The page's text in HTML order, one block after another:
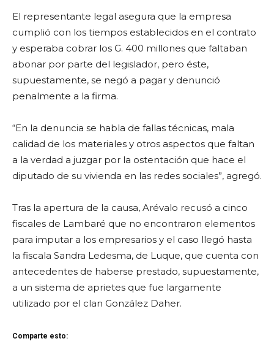
El representante legal asegura que la empresa
cumplió con los tiempos establecidos en el contrato
y esperaba cobrar los G. 400 millones que faltaban
abonar por parte del legislador, pero éste,
supuestamente, se negó a pagar y denunció
penalmente a la firma.
“En la denuncia se habla de fallas técnicas, mala
calidad de los materiales y otros aspectos que faltan
a la verdad a juzgar por la ostentación que hace el
diputado de su vivienda en las redes sociales”, agregó.
Tras la apertura de la causa, Arévalo recusó a cinco
fiscales de Lambaré que no encontraron elementos
para imputar a los empresarios y el caso llegó hasta
la fiscala Sandra Ledesma, de Luque, que cuenta con
antecedentes de haberse prestado, supuestamente,
a un sistema de aprietes que fue largamente
utilizado por el clan González Daher.
Comparte esto: